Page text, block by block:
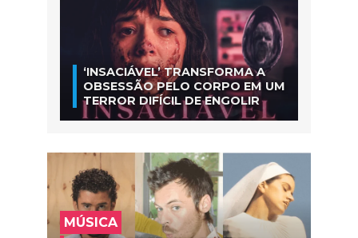
‘INSACIÁVEL’ TRANSFORMA A
OBSESSÃO PELO CORPO EM UM
TERROR DIFÍCIL DE ENGOLIR
MÚSICA